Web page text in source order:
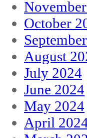
October
August
July 2024
June 2024
May 2024
April